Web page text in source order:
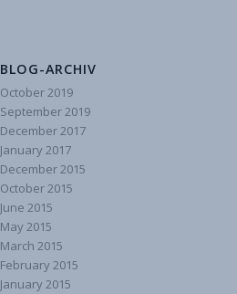
BLOG-ARCHIV
October 2019
September 2019
December 2017
January 2017
December 2015
October 2015
June 2015
May 2015
March 2015
February 2015
January 2015